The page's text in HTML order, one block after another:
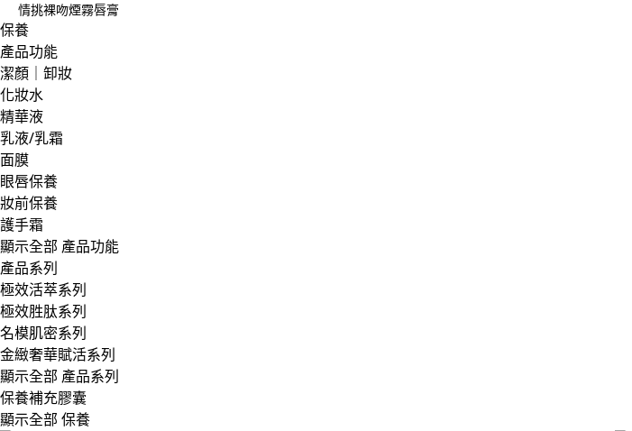
情挑裸吻煙霧唇膏
保養
產品功能
潔顏｜卸妝
化妝水
精華液
乳液/乳霜
面膜
眼唇保養
妝前保養
護手霜
顯示全部 產品功能
產品系列
極效活萃系列
極效胜肽系列
名模肌密系列
金緻奢華賦活系列
顯示全部 產品系列
保養補充膠囊
顯示全部 保養